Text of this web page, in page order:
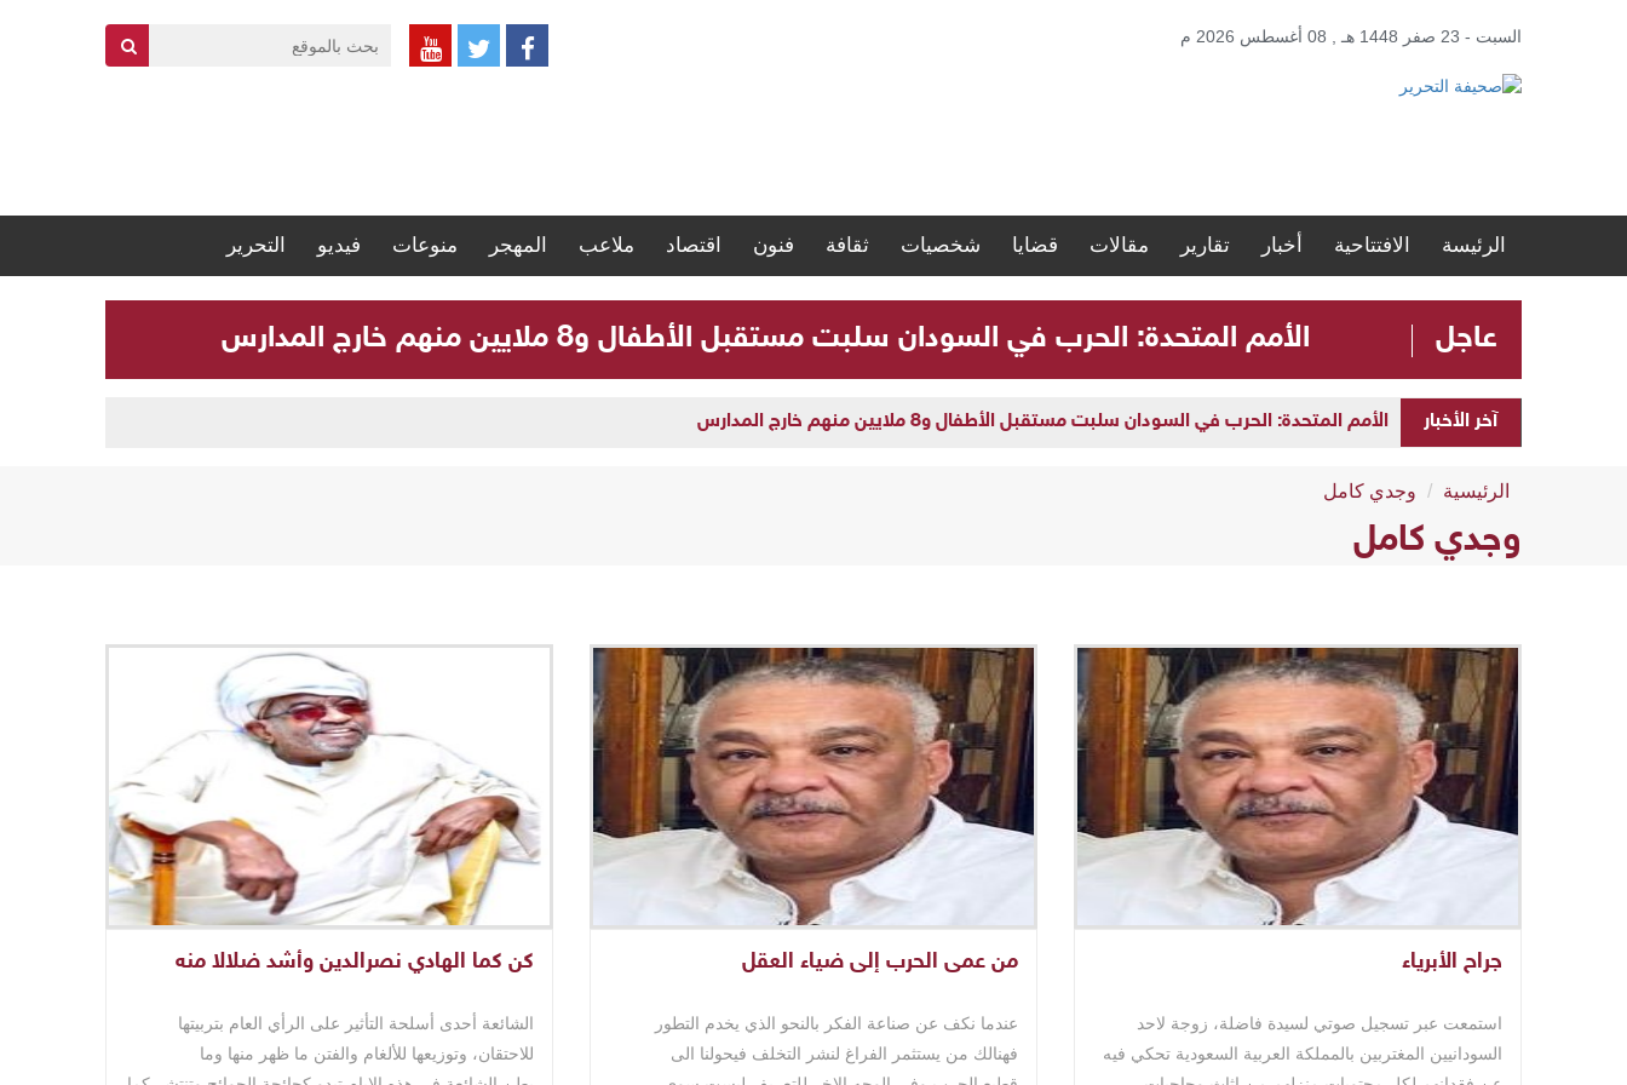
السبت - 23 صفر 1448 هـ , 08 أغسطس 2026 م
الرئيسة الافتتاحية أخبار تقارير مقالات قضايا شخصيات ثقافة فنون اقتصاد ملاعب المهجر منوعات فيديو التحرير
عاجل الأمم المتحدة: الحرب في السودان سلبت مستقبل الأطفال و8 ملايين منهم خارج المدارس
آخر الأخبار الأمم المتحدة: الحرب في السودان سلبت مستقبل الأطفال و8 ملايين منهم خارج المدارس
الرئيسية وجدي كامل
وجدي كامل
جراح الأبرياء
استمعت عبر تسجيل صوتي لسيدة فاضلة، زوجة لاحد
السودانيين المغتربين بالمملكة العربية السعودية تحكي فيه
من عمى الحرب إلى ضياء العقل
عندما نكف عن صناعة الفكر بالنحو الذي يخدم التطور
فهنالك من يستثمر الفراغ لنشر التخلف فيحولنا الى
كن كما الهادي نصرالدين وأشد ضلالا منه
الشائعة أحدى أسلحة التأثير على الرأي العام بتربيتها
للاحتقان، وتوزيعها للألغام والفتن ما ظهر منها وما